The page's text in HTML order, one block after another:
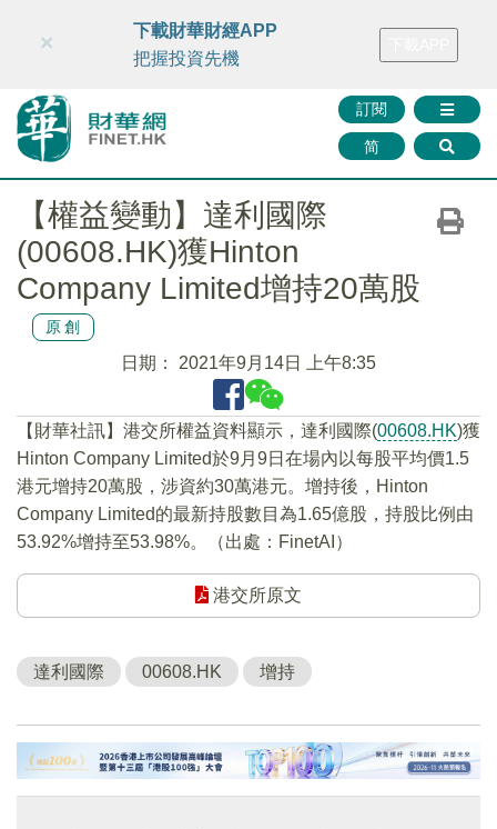
財華智庫網 FINTV FINMETA 財華證券 媒體矩陣
訂閱
简
×
下載財華財經APP
把握投資先機
【權益變動】達利國際
(00608.HK)獲Hinton
Company Limited增持20萬股
原創
日期： 2021年9月14日 上午8:35
【財華社訊】港交所權益資料顯示，達利國際(00608.HK)獲
Hinton Company Limited於9月9日在場內以每股平均價1.5
港元增持20萬股，涉資約30萬港元。增持後，Hinton
Company Limited的最新持股數目為1.65億股，持股比例由
53.92%增持至53.98%。（出處：FinetAI）
港交所原文
達利國際 00608.HK 增持